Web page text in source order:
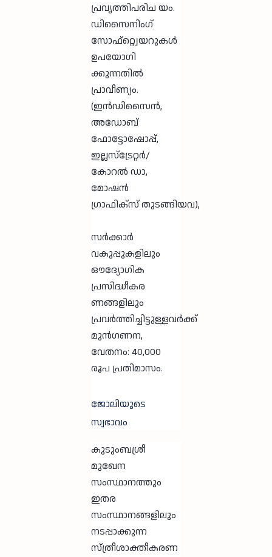
പ്രവൃത്തിപരിച യം.
ഡിസൈനിംഗ്
സോഫ്റ്റ്വെയറുകൾ
ഉപയോഗി
ക്കുന്നതിൽ
പ്രാവീണ്യം.
(ഇൻഡിസൈൻ,
അഡോബ്
ഫോട്ടോഷോപ്പ്,
ഇല്ലസ്ട്രേറ്റർ/
കോറൽ ഡാ,
മോഷൻ
ഗ്രാഫിക്സ് തുടങ്ങിയവ),
സർക്കാർ
വകുപ്പുകളിലും
ഔദ്യോഗിക
പ്രസിദ്ധീകര
ണങ്ങളിലും
പ്രവർത്തിച്ചിട്ടുള്ളവർക്ക്
മുൻഗണന,
വേതനം: 40,000
രൂപ പ്രതിമാസം.
ജോലിയുടെ
സ്വഭാവം
കുടുംബശ്രീ
മുഖേന
സംസ്ഥാനത്തും
ഇതര
സംസ്ഥാനങ്ങളിലും
നടപ്പാക്കുന്ന
സ്ത്രീശാക്തീകരണ